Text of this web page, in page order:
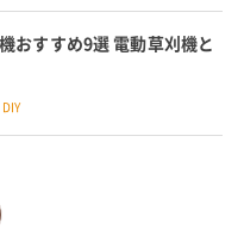
おすすめ9選 電動草刈機と